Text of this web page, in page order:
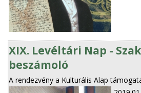
XIX. Levéltári Nap -
beszámoló
A rendezvény a Kulturális Alap